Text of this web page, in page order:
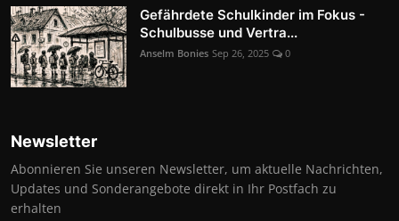
Gefährdete Schulkinder im Fokus -
Schulbusse und Vertra...
Anselm Bonies Sep 26, 2025 0
Newsletter
Abonnieren Sie unseren Newsletter, um aktuelle Nachrichten,
Updates und Sonderangebote direkt in Ihr Postfach zu
erhalten